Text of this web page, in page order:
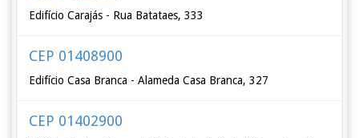
Edifício Carajás - Rua Batataes, 333
CEP 01408900
Edifício Casa Branca - Alameda Casa Branca, 327
CEP 01402900